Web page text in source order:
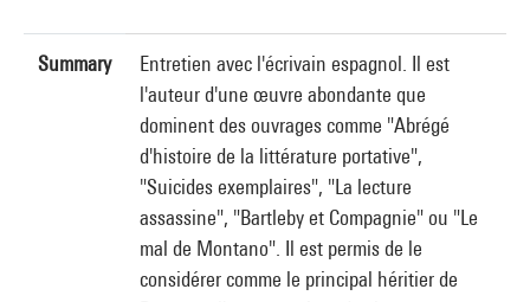
Summary
Entretien avec l'écrivain espagnol. Il est
l'auteur d'une œuvre abondante que
dominent des ouvrages comme "Abrégé
d'histoire de la littérature portative",
"Suicides exemplaires", "La lecture
assassine", "Bartleby et Compagnie" ou "Le
mal de Montano". Il est permis de le
considérer comme le principal héritier de